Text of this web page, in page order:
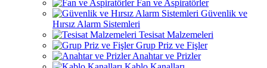
Fan ve Aspiratörler
Güvenlik ve
Hırsız Alarm Sistemleri
Tesisat Malzemeleri
Grup Priz ve Fişler
Anahtar ve Prizler